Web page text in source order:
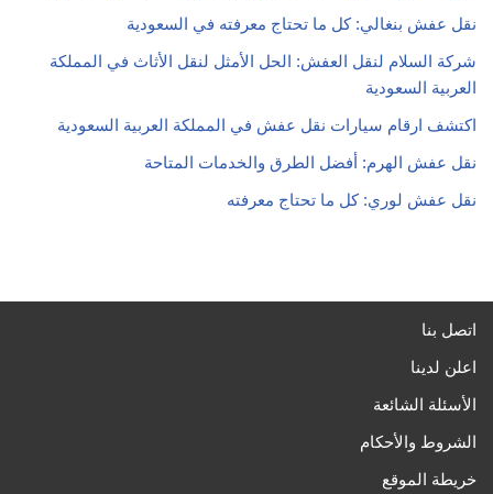
نقل عفش بنغالي: كل ما تحتاج معرفته في السعودية
شركة السلام لنقل العفش: الحل الأمثل لنقل الأثاث في المملكة
العربية السعودية
اكتشف ارقام سيارات نقل عفش في المملكة العربية السعودية
نقل عفش الهرم: أفضل الطرق والخدمات المتاحة
نقل عفش لوري: كل ما تحتاج معرفته
اتصل بنا
اعلن لدينا
الأسئلة الشائعة
الشروط والأحكام
خريطة الموقع